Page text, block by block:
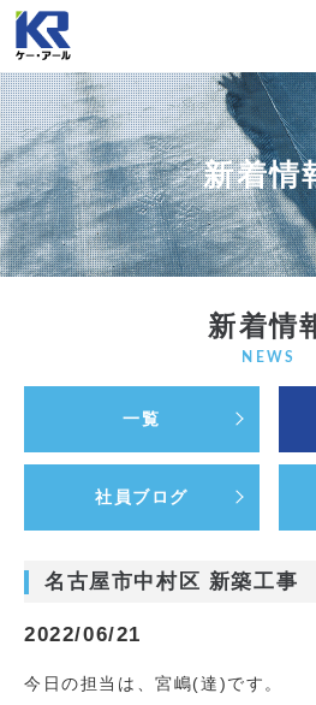
新着情
新着情
NEWS
一覧
社員ブログ
名古屋市中村区 新築工事
2022/06/21
今日の担当は、宮嶋(達)です。